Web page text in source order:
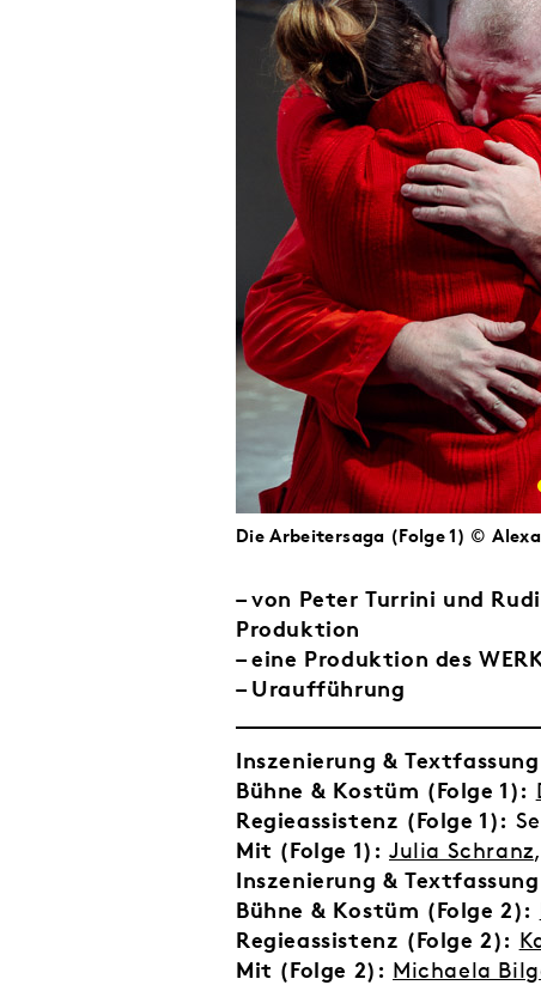
Die Arbeitersaga (Folge 1) ©
– von Peter Turrini und
Produktion
– eine Produktion des
– Uraufführung
Inszenierung &
Bühne & Kostüm (Folge 1):
Regieassistenz (Folge 1):
Mit (Folge 1): Julia Schranz
Inszenierung &
Bühne & Kostüm (Folge 2):
Regieassistenz (Folge 2):
Mit (Folge 2): Michaela